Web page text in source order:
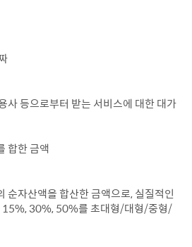
사 등으로부터 받는 서비스에 대한 대가
합한 금액
순자산액을 합산한 금액으로, 실질적인
15%, 30%, 50%를 초대형/대형/중형/